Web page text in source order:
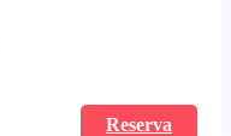
Reserva